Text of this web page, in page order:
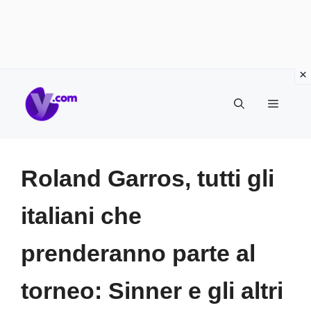
Menu
Roland Garros, tutti gli
italiani che
prenderanno parte al
torneo: Sinner e gli altri